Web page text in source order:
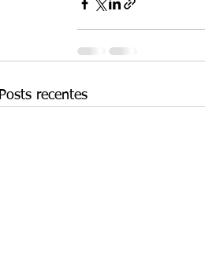
Posts recentes